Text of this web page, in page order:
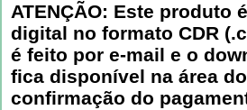
ATENÇÃO: Este produto
digital no formato CDR
é feito por e-mail e o
fica disponível na área
confirmação do